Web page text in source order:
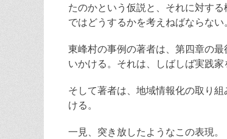
たのかという仮説と、それに対す
ではどうするかを考えねばならない。
東峰村の事例の著者は、第四章の
いかける。それは、しばしば実践家
そして著者は、地域情報化の取り
ける。
一見、突き放したようなこの表現。